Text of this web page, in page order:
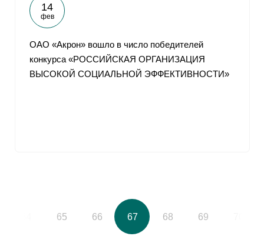
14
фев
ОАО «Акрон» вошло в число победителей
конкурса «РОССИЙСКАЯ ОРГАНИЗАЦИЯ
ВЫСОКОЙ СОЦИАЛЬНОЙ ЭФФЕКТИВНОСТИ»
65 66 67 68 69